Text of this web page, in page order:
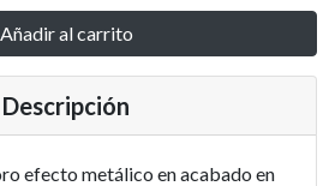
Añadir al carrito
Descripción
efecto metálico en acabado en